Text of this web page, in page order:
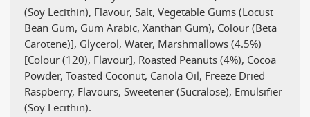
(Soy Lecithin), Flavour, Salt, Vegetable Gums (Locust
Bean Gum, Gum Arabic, Xanthan Gum), Colour (Beta
Carotene)], Glycerol, Water, Marshmallows (4.5%)
[Colour (120), Flavour], Roasted Peanuts (4%), Cocoa
Powder, Toasted Coconut, Canola Oil, Freeze Dried
Raspberry, Flavours, Sweetener (Sucralose), Emulsifier
(Soy Lecithin).